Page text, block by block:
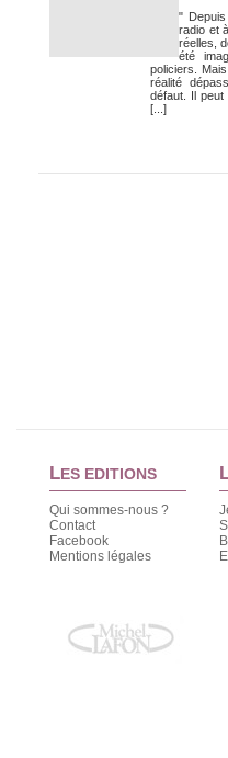
"
radio et
réelles,
été
policiers.
réalité
défaut. Il peut
[...]
LES EDITIONS
Qui sommes-nous ?
Contact
Facebook
Mentions légales